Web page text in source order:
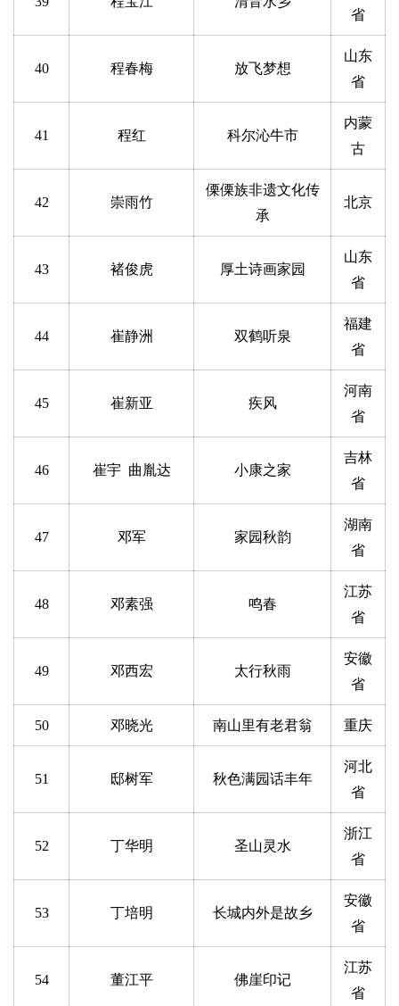
省
40 程春梅 放飞梦想
山东
省
41 程红 科尔沁牛市
内蒙
古
42 崇雨竹
傈傈族非遗文化传
承
北京
43 褚俊虎 厚土诗画家园
山东
省
44 崔静洲 双鹤听泉
福建
省
45 崔新亚 疾风
河南
省
46 崔宇 曲胤达 小康之家
吉林
省
47 邓军 家园秋韵
湖南
省
48 邓素强 鸣春
江苏
省
49 邓西宏 太行秋雨
安徽
省
50 邓晓光 南山里有老君翁 重庆
51 邸树军 秋色满园话丰年
河北
省
52 丁华明 圣山灵水
浙江
省
53 丁培明 长城内外是故乡
安徽
省
54 董江平 佛崖印记
江苏
省